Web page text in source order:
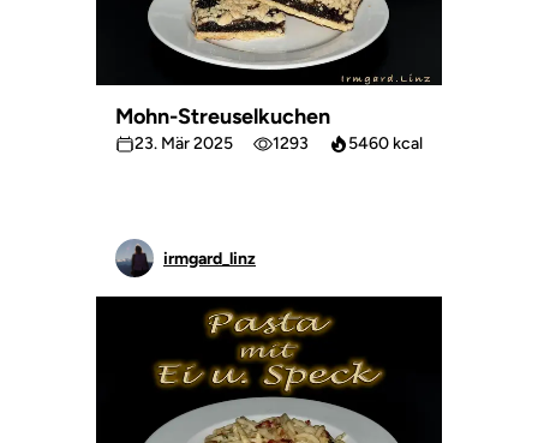
Mohn-Streuselkuchen
23. Mär 2025 1293 5460 kcal
irmgard_linz